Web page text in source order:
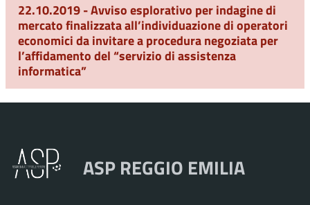
22.10.2019 - Avviso esplorativo per indagine di
mercato finalizzata all’individuazione di operatori
economici da invitare a procedura negoziata per
l’affidamento del “servizio di assistenza
informatica”
ASP REGGIO EMILIA